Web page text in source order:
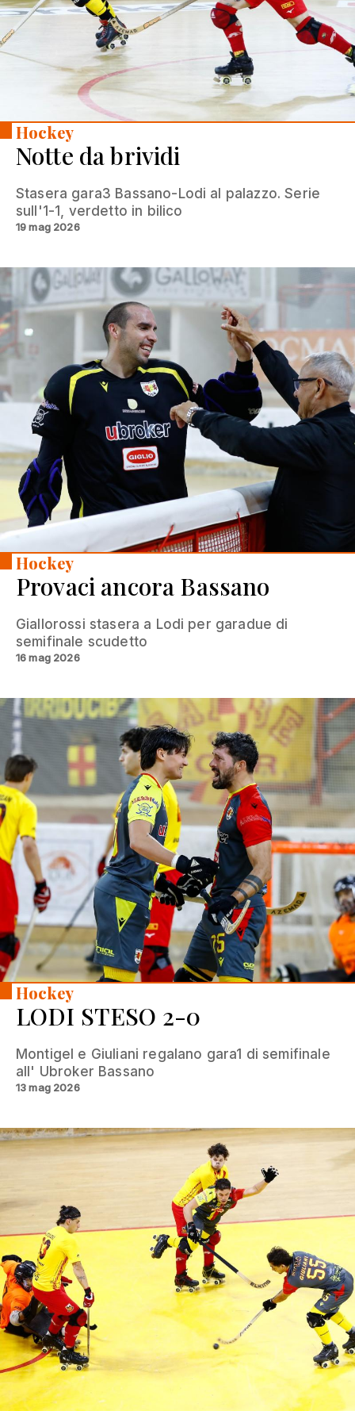
Hockey
Notte da brividi
Stasera gara3 Bassano-Lodi al palazzo. Serie
sull'1-1, verdetto in bilico
19 mag 2026
Hockey
Provaci ancora Bassano
Giallorossi stasera a Lodi per garadue di
semifinale scudetto
16 mag 2026
Hockey
LODI STESO 2-0
Montigel e Giuliani regalano gara1 di semifinale
all' Ubroker Bassano
13 mag 2026